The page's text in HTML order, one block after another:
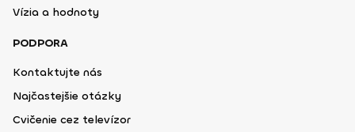
Vízia a hodnoty
PODPORA
Kontaktujte nás
Najčastejšie otázky
Cvičenie cez televízor